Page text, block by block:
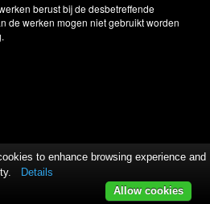
berust bij de desbetreffende
de werken mogen niet gebruikt worden
to enhance browsing experience and
Details
Allow cookies